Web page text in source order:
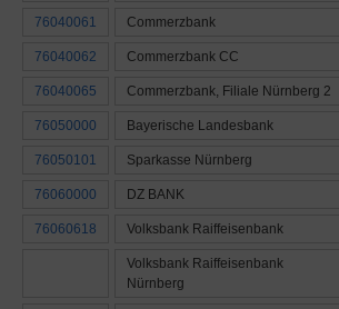
76040061 Commerzbank
76040062 Commerzbank CC
76040065 Commerzbank, Filiale Nürnberg 2
76050000 Bayerische Landesbank
76050101 Sparkasse Nürnberg
76060000 DZ BANK
76060618 Volksbank Raiffeisenbank
Volksbank Raiffeisenbank
Nürnberg